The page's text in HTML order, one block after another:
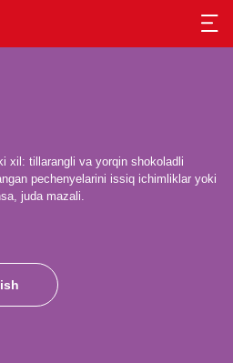
xil: tillarangli va yorqin shokoladli
pechenyelarini issiq ichimliklar yoki
juda mazali.